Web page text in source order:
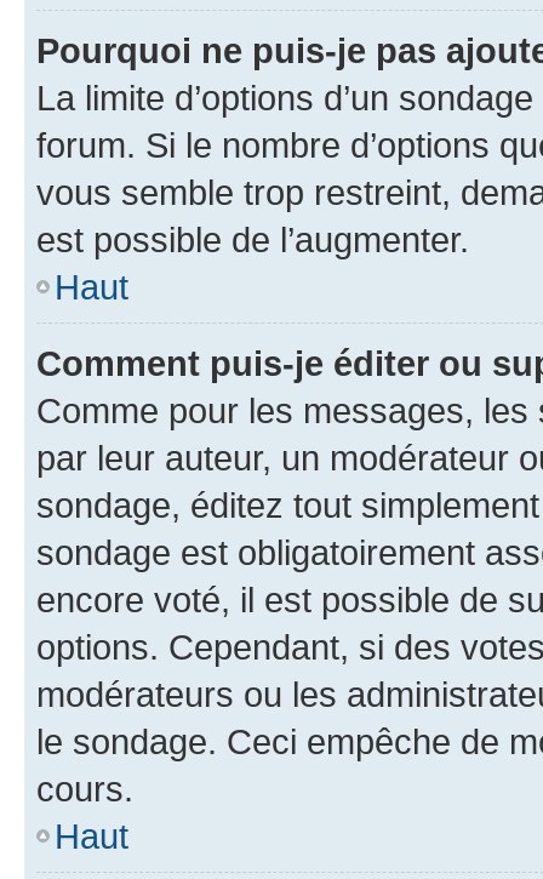
Pourquoi ne puis-je pas
La limite d’options d’un
forum. Si le nombre d’options
vous semble trop restreint,
est possible de l’augmenter.
Haut
Comment puis-je éditer ou
Comme pour les messages,
par leur auteur, un modérateur
sondage, éditez tout
sondage est obligatoirement
encore voté, il est possible de
options. Cependant, si des
modérateurs ou les
le sondage. Ceci empêche de
cours.
Haut